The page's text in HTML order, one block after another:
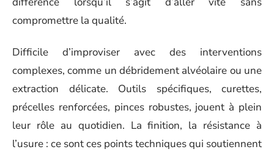
compromettre la qualité.
Difficile d’improviser avec des interventions
complexes, comme un débridement alvéolaire ou une
extraction délicate. Outils spécifiques, curettes,
précelles renforcées, pinces robustes, jouent à plein
leur rôle au quotidien. La finition, la résistance à
l’usure : ce sont ces points techniques qui soutiennent